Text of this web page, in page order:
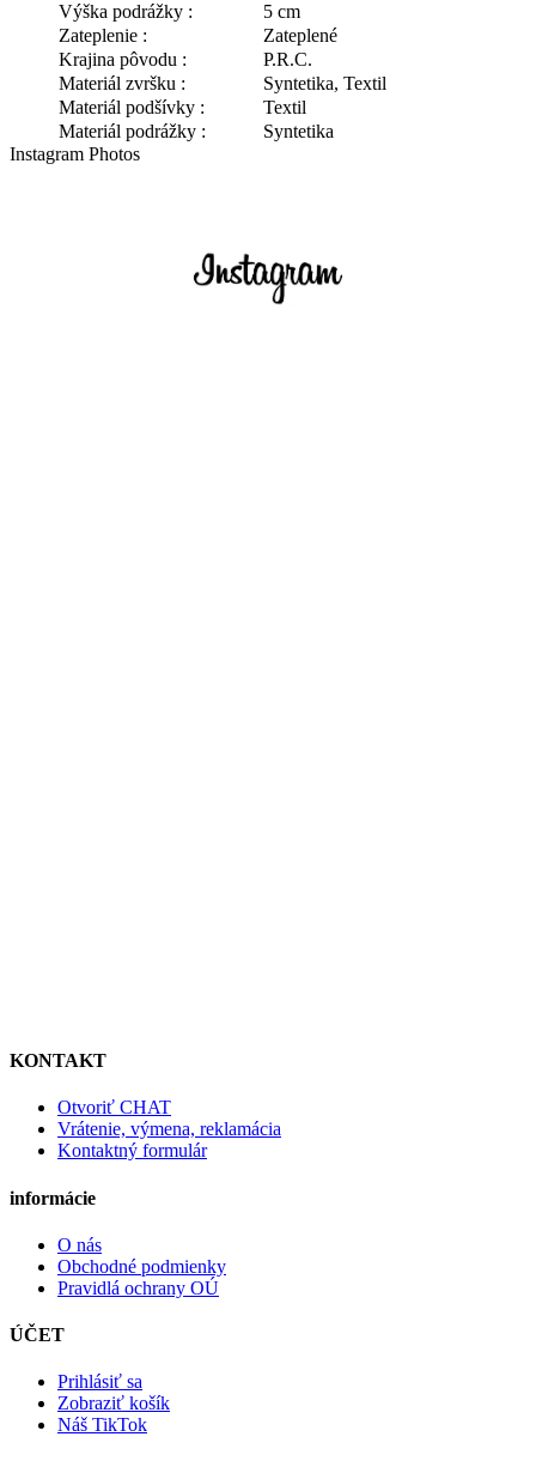
Výška podrážky :
5 cm
Zateplenie :
Zateplené
Krajina pôvodu :
P.R.C.
Materiál zvršku :
Syntetika, Textil
Materiál podšívky :
Textil
Materiál podrážky :
Syntetika
Instagram Photos
KONTAKT
Otvoriť CHAT
Vrátenie, výmena, reklamácia
Kontaktný formulár
informácie
O nás
Obchodné podmienky
Pravidlá ochrany OÚ
ÚČET
Prihlásiť sa
Zobraziť košík
Náš TikTok